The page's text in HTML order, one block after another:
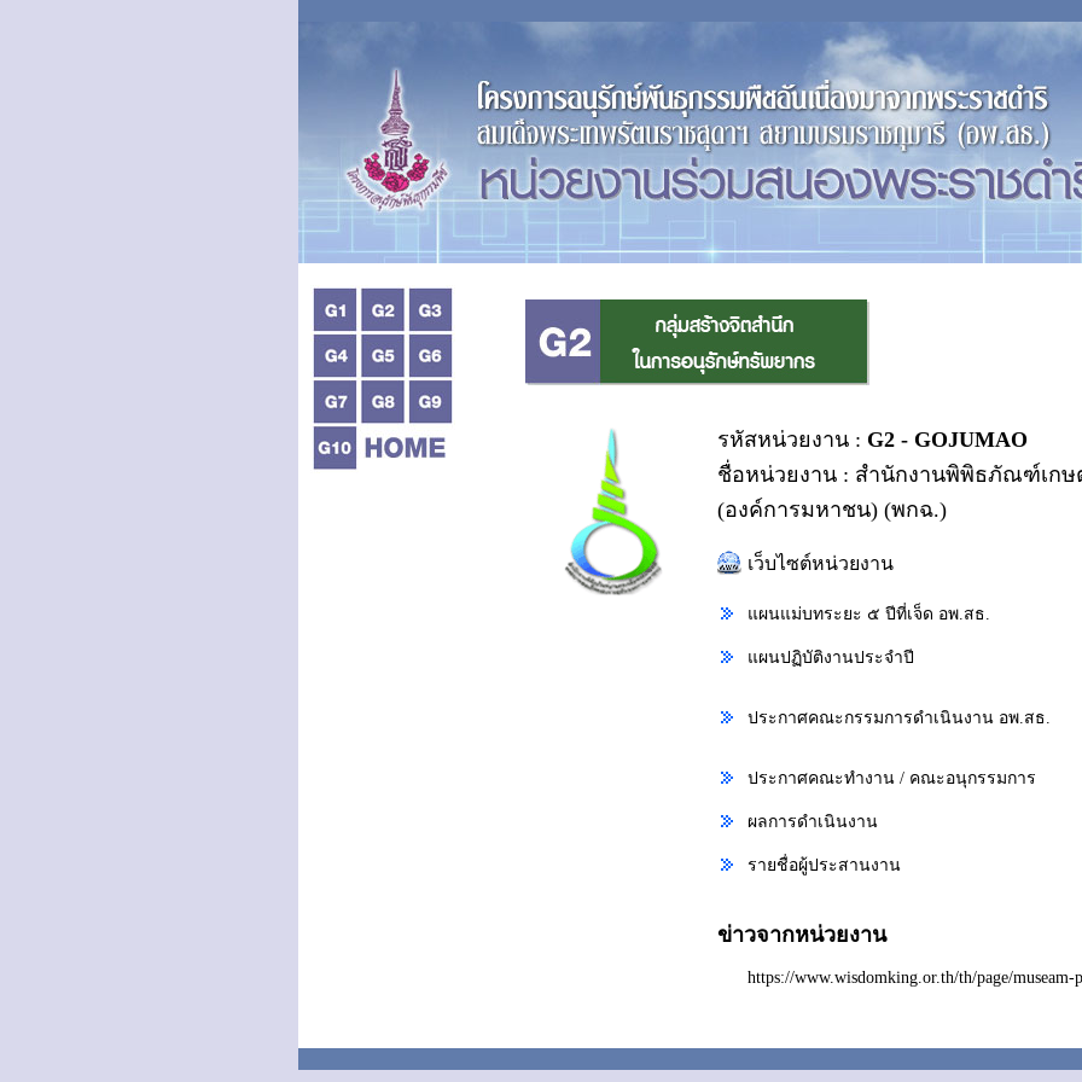
รหัสหน่วยงาน : G2 - GOJUMAO
ชื่อหน่วยงาน : สำนักงานพิพิธภัณฑ์เกษ
(องค์การมหาชน) (พกฉ.)
เว็บไซต์หน่วยงาน
แผนแม่บทระยะ ๕ ปีที่เจ็ด อพ.สธ.
แผนปฏิบัติงานประจำปี
ประกาศคณะกรรมการดำเนินงาน อพ.สธ.
ประกาศคณะทำงาน / คณะอนุกรรมการ
ผลการดำเนินงาน
รายชื่อผู้ประสานงาน
ข่าวจากหน่วยงาน
https://www.wisdomking.or.th/th/page/museam-